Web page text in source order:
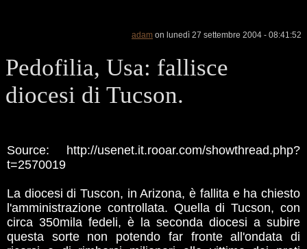
adam on lunedì 27 settembre 2004 - 08:41:52
Pedofilia, Usa: fallisce
diocesi di Tucson.
Source: http://usenet.it.rooar.com/showthread.php?
t=2570019
La diocesi di Tuscon, in Arizona, è fallita e ha chiesto
l'amministrazione controllata. Quella di Tucson, con
circa 350mila fedeli, è la seconda diocesi a subire
questa sorte non potendo far fronte all'ondata di